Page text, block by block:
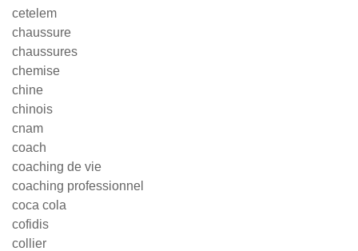
cetelem
chaussure
chaussures
chemise
chine
chinois
cnam
coach
coaching de vie
coaching professionnel
coca cola
cofidis
collier